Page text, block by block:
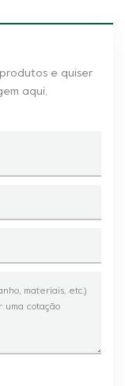
e quiser
aqui,